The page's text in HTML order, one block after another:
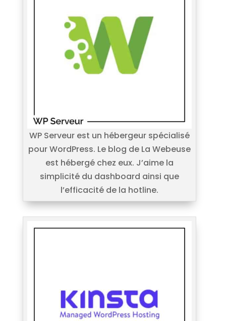
WP Serveur est un hébergeur spécialisé
pour WordPress. Le blog de La Webeuse
est hébergé chez eux. J’aime la
simplicité du dashboard ainsi que
l’efficacité de la hotline.